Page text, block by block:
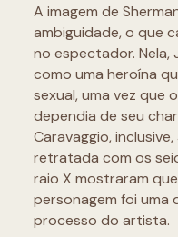
A imagem de
ambiguidade, o que
no espectador.
como uma heroína
sexual, uma vez que
dependia de seu
Caravaggio,
retratada com os
raio X mostraram
personagem foi uma
processo do artista.